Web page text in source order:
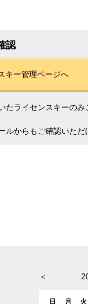
認
キー管理ページへ
たライセンスキーのみ
ルからもご確認いただ
＜
日 月 火